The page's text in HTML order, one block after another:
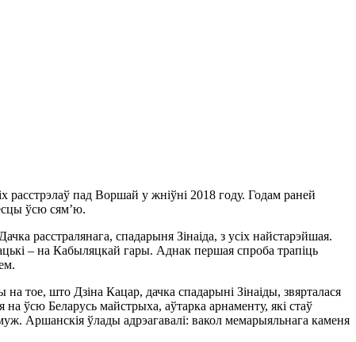
расстрэлаў пад Воршай у жніўні 2018 году. Годам раней
ўсю сям’ю.
расстралянага, спадарыня Зінаіда, з усіх найстарэйшая.
– на Кабыляцкай гары. Аднак першая спроба трапіць
тое, што Дзіна Кацар, дачка спадарыні Зінаіды, звярталася
ўсю Беларусь майстрыха, аўтарка арнаменту, які стаў
Аршанскія ўлады адрэагавалі: вакол мемарыяльнага каменя